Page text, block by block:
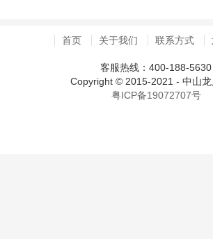
首页 关于我们 联系方式
客服热线：400-188-5630
Copyright © 2015-2021 - 中山龙
粤ICP备19072707号